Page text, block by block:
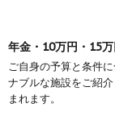
年金・10万円・15
ご自身の予算と条件
ナブルな施設をご紹
まれます。